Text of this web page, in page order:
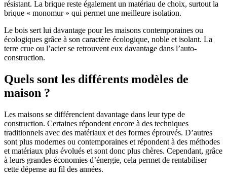
résistant. La brique reste également un matériau de choix, surtout la
brique « monomur » qui permet une meilleure isolation.
Le bois sert lui davantage pour les maisons contemporaines ou
écologiques grâce à son caractère écologique, noble et isolant. La
terre crue ou l’acier se retrouvent eux davantage dans l’auto-
construction.
Quels sont les différents modèles de
maison ?
Les maisons se différencient davantage dans leur type de
construction. Certaines répondent encore à des techniques
traditionnels avec des matériaux et des formes éprouvés. D’autres
sont plus modernes ou contemporaines et répondent à des méthodes
et matériaux plus évolués et sont donc plus chères. Cependant, grâce
à leurs grandes économies d’énergie, cela permet de rentabiliser
cette dépense au fil des années.